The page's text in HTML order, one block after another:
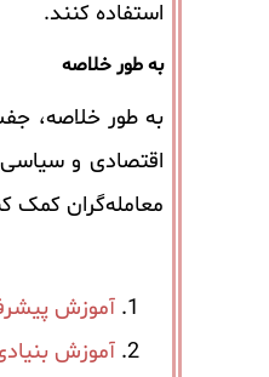
استفاده کنند.
به طور خلاصه
اقتصادی و سیاسی
معامله‌گران کمک
آموزش
آموزش